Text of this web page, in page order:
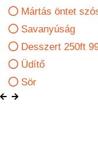
Mártás öntet
Savanyúság
Desszert 250ft
Üdítő
Sör